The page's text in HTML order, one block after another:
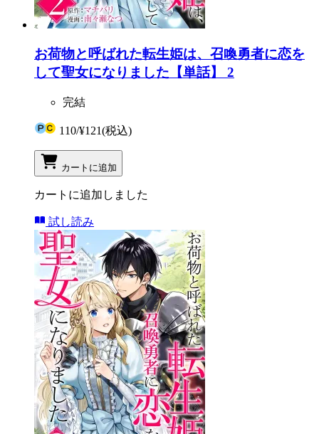
お荷物と呼ばれた転生姫は、召喚勇者に恋を
して聖女になりました【単話】 2
完結
110/¥121(税込)
カートに追加
カートに追加しました
試し読み